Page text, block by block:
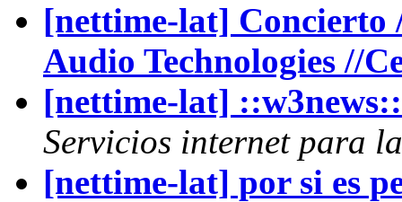
[nettime-lat] Concierto
Audio Technologies //
[nettime-lat]
Servicios internet para
[nettime-lat] por si es